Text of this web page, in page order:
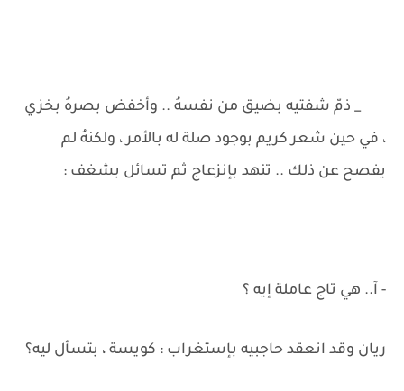
_ ذمّ شفتيه بضيق من نفسهُ .. وأخفض بصرهُ بخزي
، في حين شعر كريم بوجود صلة له بالأمر ، ولكنهُ لم
يفصح عن ذلك .. تنهد بإنزعاج ثم تسائل بشغف :
- آ.. هي تاج عاملة إيه ؟
ريان وقد انعقد حاجبيه بإستغراب : كويسة ، بتسأل ليه؟